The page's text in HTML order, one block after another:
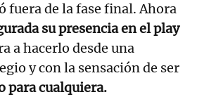
fuera de la fase final. Ahora
su presencia en el play
a hacerlo desde una
y con la sensación de ser
para cualquiera.